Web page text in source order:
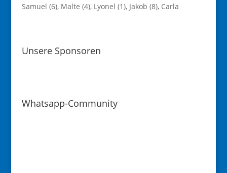
Samuel (6), Malte (4), Lyonel (1), Jakob (8), Carla
Unsere Sponsoren
Whatsapp-Community